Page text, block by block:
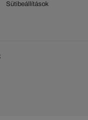
Sütibeállítások